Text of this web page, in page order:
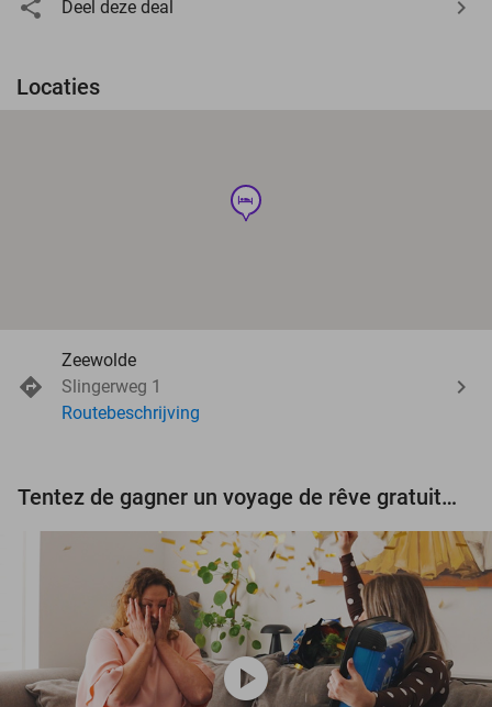
Deel deze deal
Locaties
hotel
Zeewolde
Slingerweg 1
Routebeschrijving
Tentez de gagner un voyage de rêve gratuit d'une valeur de 3.000 € !
play_circle